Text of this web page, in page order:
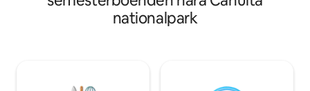
inkluderar skrivbord, eget badrum, säker
parkering och Wi-Fi. Vi ligger bara 200
privat strand; +
nationalpark